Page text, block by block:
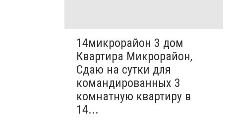
14микрорайон 3 дом
Квартира Микрорайон,
Сдаю на сутки для
командированных 3
комнатную квартиру в
14...